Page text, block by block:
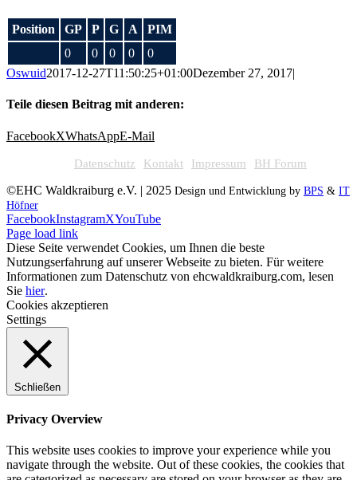
Position GP P G A
PIM
0
0 0 0
0
Oswuid2017-12-27T11:50:25+01:00Dezember 27, 2017|
Teile diesen Beitrag mit anderen:
FacebookXWhatsAppE-Mail
Datenschutz Kontakt Impressum BH Forum
©EHC Waldkraiburg e.V. | 2025 Design und Entwicklung by BPS & IT
Höfner
FacebookInstagramXYouTube
Page load link
Diese Seite verwendet Cookies, um Ihnen die beste
Nutzungserfahrung auf unserer Webseite zu bieten. Für weitere
Informationen zum Datenschutz von ehcwaldkraiburg.com, lesen
Sie hier.
Cookies akzeptieren
Settings
Schließen
Privacy Overview
This website uses cookies to improve your experience while you
navigate through the website. Out of these cookies, the cookies that